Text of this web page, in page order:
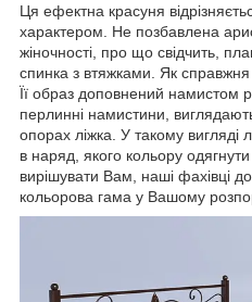
Ця ефектна красуня
характером. Не позбавлена
жіночності, про що свідчить,
спинка з втяжками. Як
Її образ доповнений намистом
перлинні намистини,
опорах ліжка. У такому
в наряд, якого кольору
вирішувати Вам, наші фахівці
кольорова гама у Вашому